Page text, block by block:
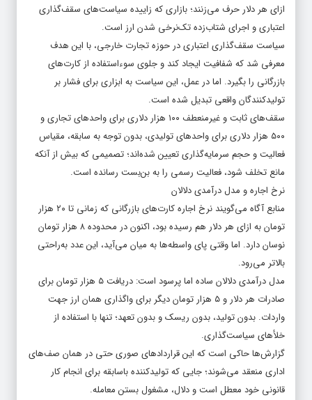
ازای هر دلار حرف می‌زنند؛ بازاری که زاییده سیاست‌های سقف‌گذاری
اعتباری و اجرای شتاب‌زده تک‌نرخی شدن ارز است.
سیاست سقف‌گذاری اعتباری در حوزه تجارت خارجی، با این هدف
معرفی شد که شفافیت ایجاد کند و جلوی سوءاستفاده از کارت‌های
بازرگانی را بگیرد. اما در عمل، این سیاست به ابزاری برای فشار بر
تولیدکنندگان واقعی تبدیل شده است.
سقف‌های ثابت و غیرمنعطف ۱۰۰ هزار دلاری برای واحدهای تجاری و
۵۰۰ هزار دلاری برای واحدهای تولیدی، بدون توجه به سابقه، مقیاس
فعالیت و حجم سرمایه‌گذاری تعیین شده‌اند؛ تصمیمی که بیش از آنکه
مانع تخلف شود، فعالیت رسمی را به بن‌بست رسانده است.
نرخ اجاره و مدل درآمدی دلالان
منابع آگاه می‌گویند نرخ اجاره کارت‌های بازرگانی که زمانی تا ۲۰ هزار
تومان به ازای هر دلار هم رسیده بود، اکنون در محدوده ۸ هزار تومان
نوسان دارد. اما وقتی پای واسطه‌ها به میان می‌آید، این عدد به‌راحتی
بالاتر می‌رود.
مدل درآمدی دلالان ساده اما پرسود است: دریافت ۵ هزار تومان برای
صادرات هر دلار و ۵ هزار تومان دیگر برای واگذاری همان ارز جهت
واردات. بدون تولید، بدون ریسک و بدون تعهد؛ تنها با استفاده از
خلأهای سیاست‌گذاری.
گزارش‌ها حاکی است که این قراردادهای صوری حتی در همان صف‌های
اداری منعقد می‌شوند؛ جایی که تولیدکننده باسابقه برای انجام کار
قانونی خود معطل است و دلال، مشغول بستن معامله.